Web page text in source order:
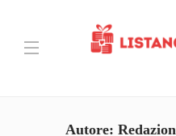
Autore: